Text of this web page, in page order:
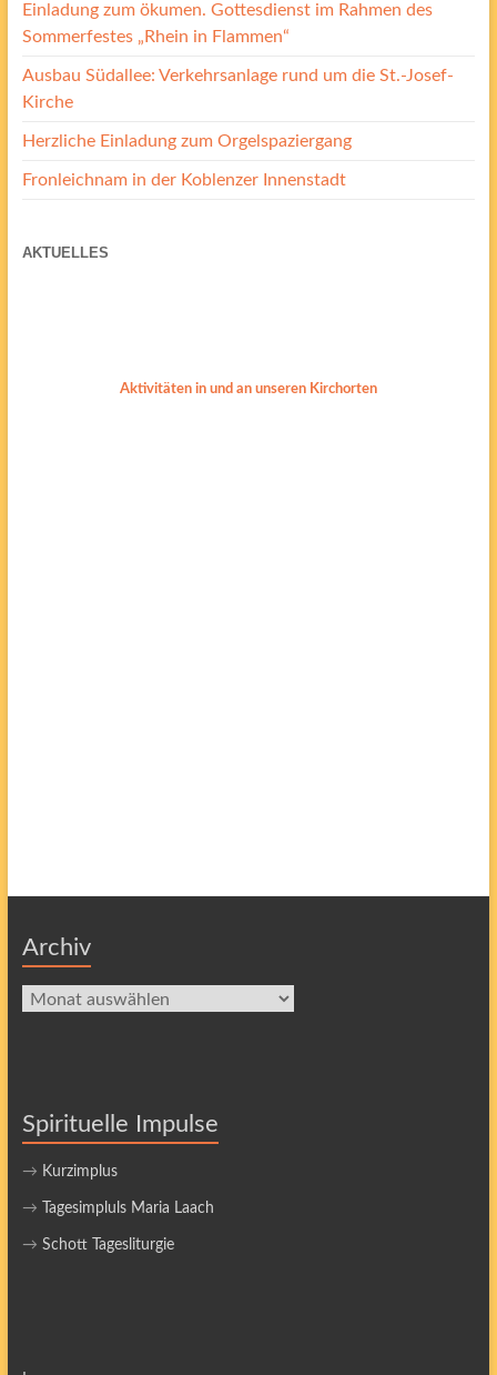
Einladung zum ökumen. Gottesdienst im Rahmen des
Sommerfestes „Rhein in Flammen“
Ausbau Südallee: Verkehrsanlage rund um die St.-Josef-
Kirche
Herzliche Einladung zum Orgelspaziergang
Fronleichnam in der Koblenzer Innenstadt
AKTUELLES
Aktivitäten in und an unseren Kirchorten
Archiv
Archiv
Spirituelle Impulse
→ Kurzimplus
→ Tagesimpluls Maria Laach
→ Schott Tagesliturgie